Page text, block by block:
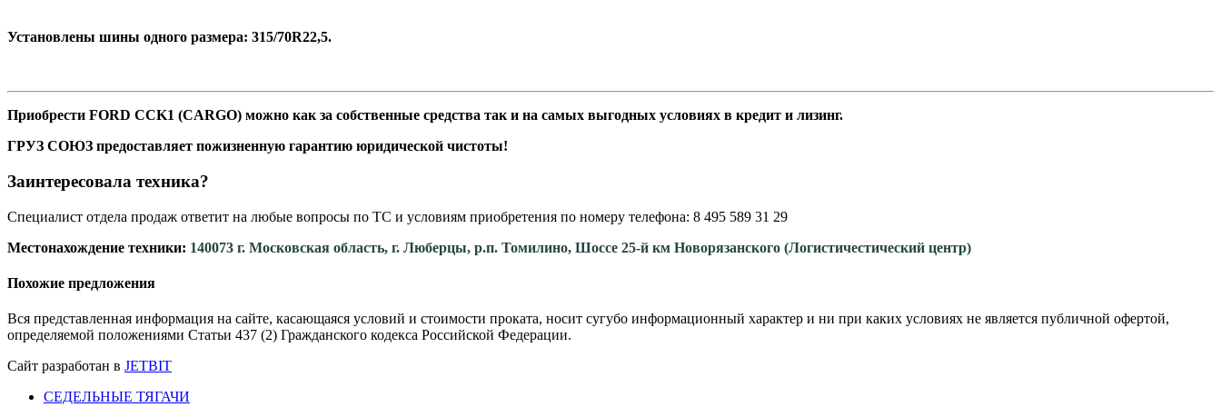
Установлены шины одного размера: 315/70R22,5.
Приобрести FORD CCK1 (CARGO) можно как за собственные средства так и на самых выгодных условиях в кредит и лизинг.
ГРУЗ СОЮЗ предоставляет пожизненную гарантию юридической чистоты!
Заинтересовала техника?
Специалист отдела продаж ответит на любые вопросы по ТС и условиям приобретения по номеру телефона: 8 495 589 31 29
Местонахождение техники: 140073 г. Московская область, г. Люберцы, р.п. Томилино, Шоссе 25-й км Новорязанского (Логистичестический центр)
Похожие предложения
Вся представленная информация на сайте, касающаяся условий и стоимости проката, носит сугубо информационный характер и ни при каких условиях не является публичной офертой,
определяемой положениями Статьи 437 (2) Гражданского кодекса Российской Федерации.
Сайт разработан в JETBIT
СЕДЕЛЬНЫЕ ТЯГАЧИ